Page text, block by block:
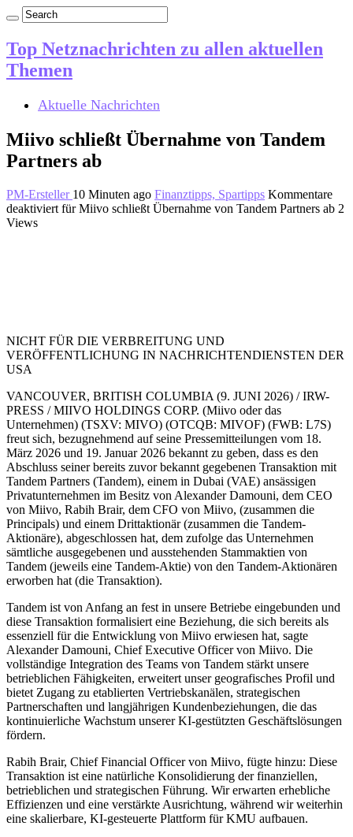
Top Netznachrichten zu allen aktuellen
Themen
Aktuelle Nachrichten
Miivo schließt Übernahme von Tandem
Partners ab
PM-Ersteller 10 Minuten ago Finanztipps, Spartipps Kommentare
deaktiviert für Miivo schließt Übernahme von Tandem Partners ab 2
Views
NICHT FÜR DIE VERBREITUNG UND
VERÖFFENTLICHUNG IN NACHRICHTENDIENSTEN DER
USA
VANCOUVER, BRITISH COLUMBIA (9. JUNI 2026) / IRW-
PRESS / MIIVO HOLDINGS CORP. (Miivo oder das
Unternehmen) (TSXV: MIVO) (OTCQB: MIVOF) (FWB: L7S)
freut sich, bezugnehmend auf seine Pressemitteilungen vom 18.
März 2026 und 19. Januar 2026 bekannt zu geben, dass es den
Abschluss seiner bereits zuvor bekannt gegebenen Transaktion mit
Tandem Partners (Tandem), einem in Dubai (VAE) ansässigen
Privatunternehmen im Besitz von Alexander Damouni, dem CEO
von Miivo, Rabih Brair, dem CFO von Miivo, (zusammen die
Principals) und einem Drittaktionär (zusammen die Tandem-
Aktionäre), abgeschlossen hat, dem zufolge das Unternehmen
sämtliche ausgegebenen und ausstehenden Stammaktien von
Tandem (jeweils eine Tandem-Aktie) von den Tandem-Aktionären
erworben hat (die Transaktion).
Tandem ist von Anfang an fest in unsere Betriebe eingebunden und
diese Transaktion formalisiert eine Beziehung, die sich bereits als
essenziell für die Entwicklung von Miivo erwiesen hat, sagte
Alexander Damouni, Chief Executive Officer von Miivo. Die
vollständige Integration des Teams von Tandem stärkt unsere
betrieblichen Fähigkeiten, erweitert unser geografisches Profil und
bietet Zugang zu etablierten Vertriebskanälen, strategischen
Partnerschaften und langjährigen Kundenbeziehungen, die das
kontinuierliche Wachstum unserer KI-gestützten Geschäftslösungen
fördern.
Rabih Brair, Chief Financial Officer von Miivo, fügte hinzu: Diese
Transaktion ist eine natürliche Konsolidierung der finanziellen,
betrieblichen und strategischen Führung. Wir erwarten erhebliche
Effizienzen und eine verstärkte Ausrichtung, während wir weiterhin
eine skalierbare, KI-gesteuerte Plattform für KMU aufbauen.